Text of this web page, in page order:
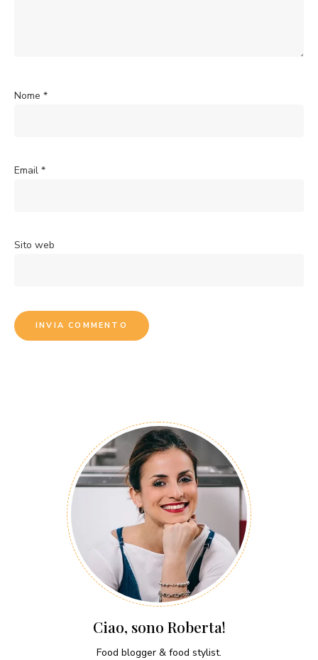
Nome *
Email *
Sito web
Ciao, sono Roberta!
Food blogger & food stylist.